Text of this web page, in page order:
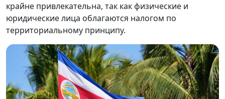
крайне привлекательна, так как физические и
юридические лица облагаются налогом по
территориальному принципу.